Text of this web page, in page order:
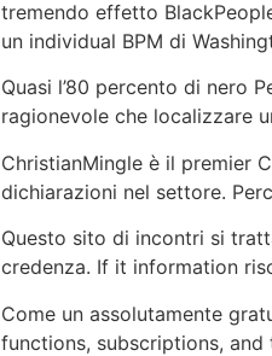
tremendo effetto
un individual BPM di
Quasi l’80 percento di nero
ragionevole che localizzare
ChristianMingle è il premier
dichiarazioni nel settore.
Questo sito di incontri si
credenza. If it information
Come un assolutamente
functions, subscriptions,